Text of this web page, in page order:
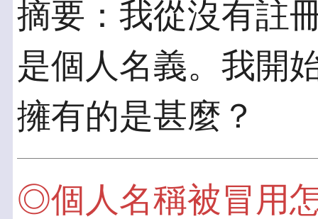
摘要：我從沒有註
是個人名義。我開
擁有的是甚麼？
◎個人名稱被冒用